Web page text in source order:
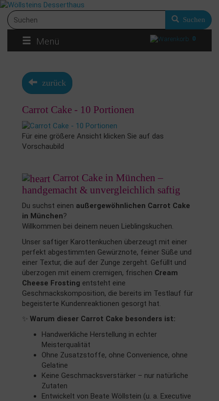
Suchen
Menü 0
zurück
Carrot Cake - 10 Portionen
Für eine größere Ansicht klicken Sie auf das
Vorschaubild
Carrot Cake in München –
handgemacht & unvergleichlich saftig
Du suchst einen außergewöhnlichen Carrot Cake
in München?
Willkommen bei deinem neuen Lieblingskuchen.
Unser saftiger Karottenkuchen überzeugt mit einer
perfekt abgestimmten Gewürznote, feiner Süße und
einer Textur, die auf der Zunge zergeht. Gefüllt und
überzogen mit einem cremigen, frischen Cream
Cheese Frosting entsteht eine
Geschmackskomposition, die bereits im Testlauf für
begeisterte Kundenreaktionen gesorgt hat.
✨ Warum dieser Carrot Cake besonders ist:
Handwerkliche Herstellung in echter
Meisterqualität
Ohne Zusatzstoffe, ohne Convenience, ohne
Gelatine
Keine Geschmacksverstärker – nur natürliche
Zutaten
Entwickelt von Beate Wöllstein (u. a. Executive